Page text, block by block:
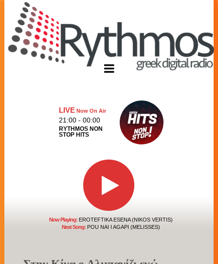
LIVENow On Air
21:00 - 00:00
RYTHMOS NON
STOP HITS
Now Playing: EROTEFTIKA ESENA (NIKOS VERTIS)
Next Song: POU NAI I AGAPI (MELISSES)